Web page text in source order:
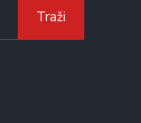
Traži